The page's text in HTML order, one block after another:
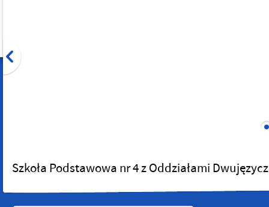
Szkoła Podstawowa nr 4 z Oddziałami